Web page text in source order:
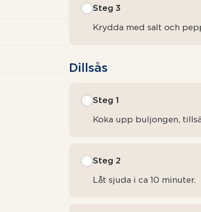
Steg 3
Krydda med salt och
Dillsås
Steg 1
Koka upp buljongen,
Steg 2
Låt sjuda i ca 10 minuter.